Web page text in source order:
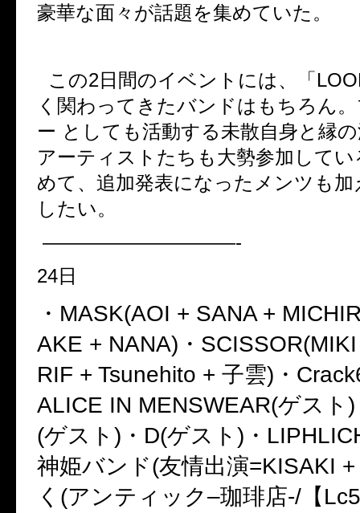
豪華な面々が話題を集めていた。
この2日間のイベントには、「
く関わってきたバンドはもちろん
ー としても活動する未散自身と縁
アーティストたちも大勢参加して
めて、追加発表になったメンツも加
したい。
——————————-
24日
・ MASK(AOI + SANA +
AKE + NANA) ・
RIF + Tsunehito + 子雲) ・
ALICE IN MENSWEAR(ゲスト )
(ゲスト ) ・ D(ゲスト ) ・
神姫バンド(友情出演=KISAKI
く (アンティック–珈琲店-/ 【 Lc5